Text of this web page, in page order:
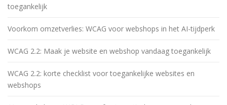
toegankelijk
Voorkom omzetverlies: WCAG voor webshops in het AI-tijdperk
WCAG 2.2: Maak je website en webshop vandaag toegankelijk
WCAG 2.2: korte checklist voor toegankelijke websites en
webshops